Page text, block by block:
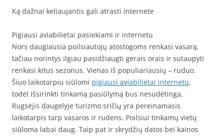
Ką dažnai keliaujantis gali atrasti internete
Pigiausi aviabilietai pasiekiami ir internetu
Nors daugiausia poilsiautojų atostogoms renkasi vasarą,
tačiau norintys ilgiau pasidžiaugti gerais orais ir sutaupyti
renkasi kitus sezonus. Vienas iš populiariausių – ruduo.
Šiuo laikotarpiu siūlomi pigiausi aviabilietai internetu,
todėl išsirinkti tinkamą pasiūlymą bus nesudėtinga.
Rugsėjis daugelyje turizmo sričių yra pereinamasis
laikotarpis tarp vasaros ir rudens. Poilsiui tinkamų vietų
siūloma labai daug. Taip pat ir skrydžių datos bei kainos